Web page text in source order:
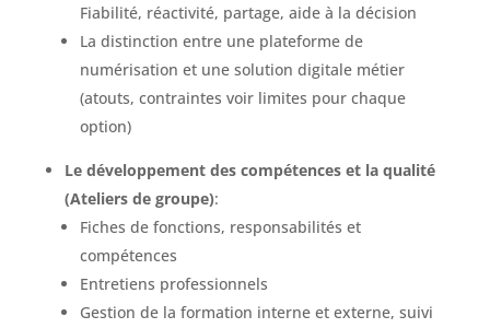
Fiabilité, réactivité, partage, aide à la décision
La distinction entre une plateforme de
numérisation et une solution digitale métier
(atouts, contraintes voir limites pour chaque
option)
Le développement des compétences et la qualité
(Ateliers de groupe):
Fiches de fonctions, responsabilités et
compétences
Entretiens professionnels
Gestion de la formation interne et externe, suivi